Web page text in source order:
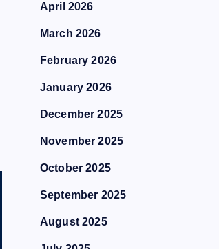
April 2026
March 2026
February 2026
January 2026
December 2025
November 2025
October 2025
September 2025
August 2025